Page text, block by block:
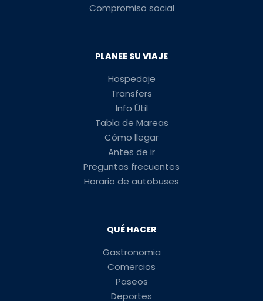
Compromiso social
PLANEE SU VIAJE
Hospedaje
Transfers
Info Útil
Tabla de Mareas
Cómo llegar
Antes de ir
Preguntas frecuentes
Horario de autobuses
QUÉ HACER
Gastronomia
Comercios
Paseos
Deportes